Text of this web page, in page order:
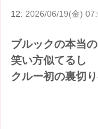
12: 2026/06/19(金)
ブルックの本当
笑い方似てるし
クルー初の裏切